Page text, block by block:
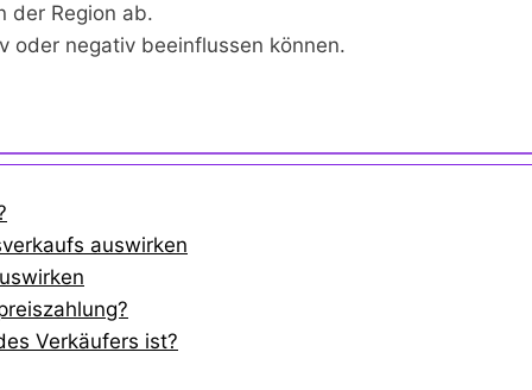
der Region ab.
oder negativ beeinflussen können.
auswirken
Verkäufers ist?